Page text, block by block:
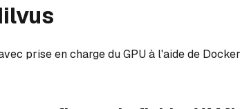
prise en charge du GPU à l'aide de